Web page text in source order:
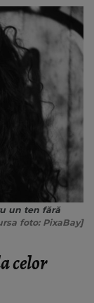
un ten fără
foto: PixaBay]
celor